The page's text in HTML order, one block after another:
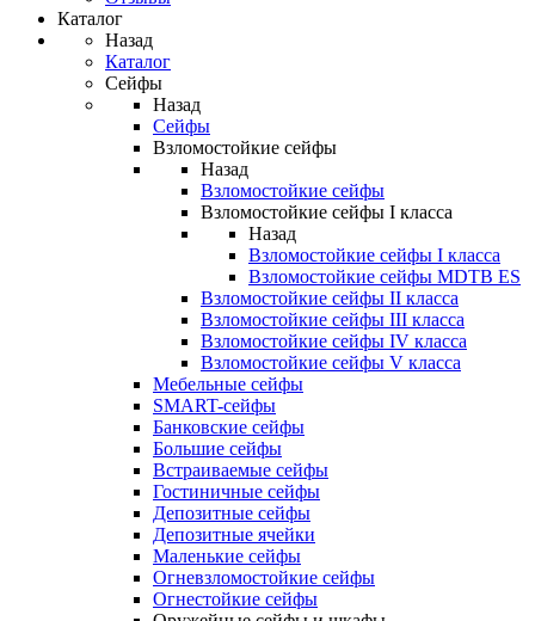
Каталог
Назад
Каталог
Сейфы
Назад
Сейфы
Взломостойкие сейфы
Назад
Взломостойкие сейфы
Взломостойкие сейфы I класса
Назад
Взломостойкие сейфы I класса
Взломостойкие сейфы MDTB ES
Взломостойкие сейфы II класса
Взломостойкие сейфы III класса
Взломостойкие сейфы IV класса
Взломостойкие сейфы V класса
Мебельные сейфы
SMART-сейфы
Банковские сейфы
Большие сейфы
Встраиваемые сейфы
Гостиничные сейфы
Депозитные сейфы
Депозитные ячейки
Маленькие сейфы
Огневзломостойкие сейфы
Огнестойкие сейфы